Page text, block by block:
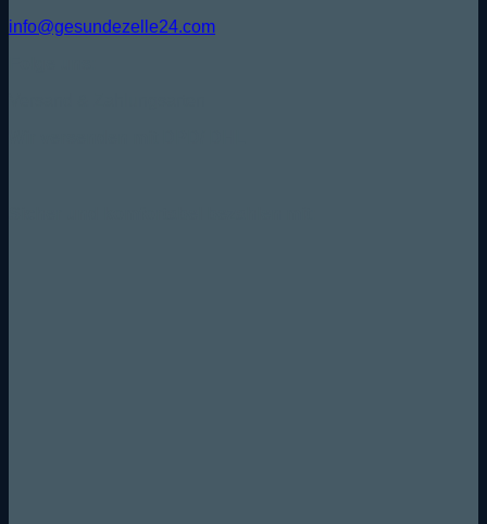
info@gesundezelle24.com